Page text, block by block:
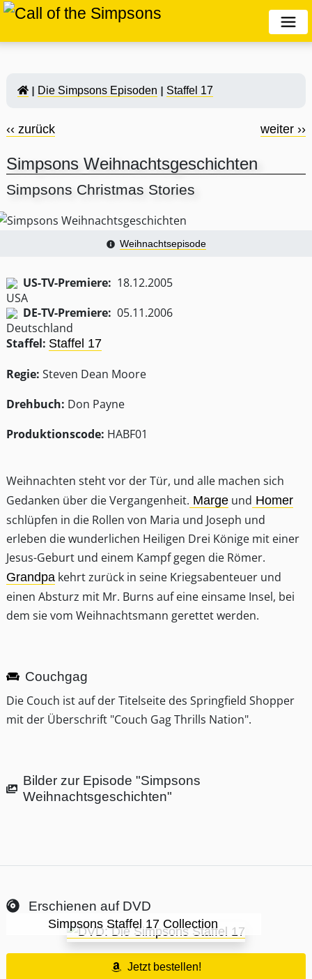
Die Simpsons Episoden Staffel 17
‹‹ zurück weiter ››
Simpsons Weihnachtsgeschichten
Simpsons Christmas Stories
Weihnachtsepisode
US-TV-Premiere: 18.12.2005
DE-TV-Premiere: 05.11.2006
Staffel: Staffel 17
Regie: Steven Dean Moore
Drehbuch: Don Payne
Produktionscode: HABF01
Weihnachten steht vor der Tür, und alle machen sich
Gedanken über die Vergangenheit. Marge und Homer
schlüpfen in die Rollen von Maria und Joseph und
erleben die wunderlichen Heiligen Drei Könige mit einer
Jesus-Geburt und einem Kampf gegen die Römer.
Grandpa kehrt zurück in seine Kriegsabenteuer und
einen Absturz mit Mr. Burns auf eine einsame Insel, bei
dem sie vom Weihnachtsmann gerettet werden.
Couchgag
Die Couch ist auf der Titelseite des Springfield Shopper
mit der Überschrift "Couch Gag Thrills Nation".
Bilder zur Episode "Simpsons
Weihnachtsgeschichten"
Erschienen auf DVD
Simpsons Staffel 17 Collection
Jetzt bestellen!